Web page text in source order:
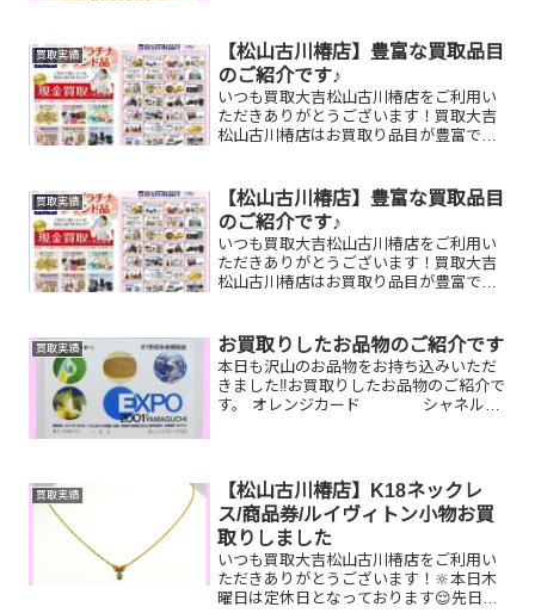
て！現在イベント開催中です(^^♪11,500
円以上ご成約の...
買取実績
【松山古川椿店】豊富な買取品目
のご紹介です♪
いつも買取大吉松山古川椿店をご利用い
ただきありがとうございます！買取大吉
松山古川椿店はお買取り品目が豊富で
たものや、片手でお持ちいただけるもの
ならお買取りできるお品が...
買取実績
【松山古川椿店】豊富な買取品目
のご紹介です♪
いつも買取大吉松山古川椿店をご利用い
ただきありがとうございます！買取大吉
松山古川椿店はお買取り品目が豊富で
たものや、片手でお持ちいただけるもの
ならお買取りできるお品が...
買取実績 お買取りしたお品物のご紹介です
本日も沢山のお品物をお持ち込みいただ
きました‼️お買取りしたお品物のご紹介で
す。 オレンジカード シャネル
寧に査定させていた...
買取実績
【松山古川椿店】K18ネックレ
ス/商品券/ルイヴィトン小物お買
取りしました
いつも買取大吉松山古川椿店をご利用い
ただきありがとうございます！🔆本日木
曜日は定休日となっております😌先日お